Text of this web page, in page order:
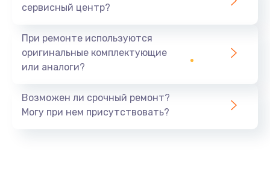
сервисный центр?
При ремонте используются
оригинальные комплектующие
или аналоги?
Возможен ли срочный ремонт?
Могу при нем присутствовать?